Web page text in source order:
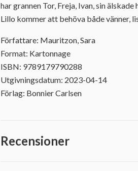
har grannen Tor, Freja, Ivan, sin
Lillo kommer att behöva både vänner,
Författare: Mauritzon, Sara
Format: Kartonnage
ISBN: 9789179790288
Utgivningsdatum: 2023-04-14
Förlag: Bonnier Carlsen
Recensioner